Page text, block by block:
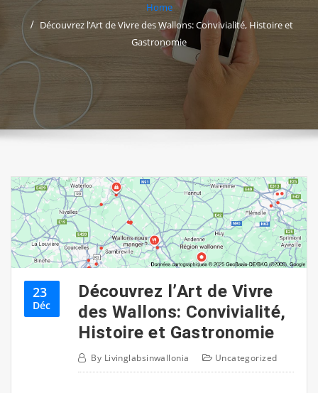
Home
Découvrez l’Art de Vivre des Wallons: Convivialité, Histoire et
Gastronomie
23
Déc
Découvrez l’Art de Vivre
des Wallons: Convivialité,
Histoire et Gastronomie
By Livinglabsinwallonia Uncategorized